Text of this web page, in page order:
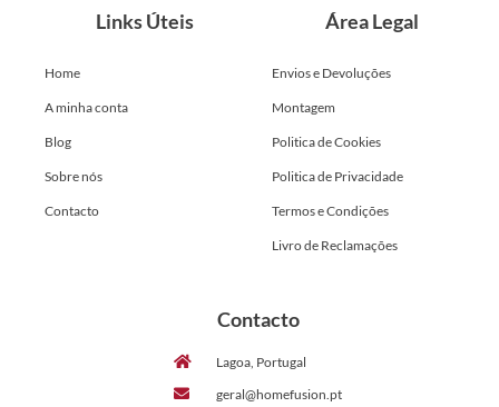
Links Úteis
Home
A minha conta
Blog
Sobre nós
Contacto
Área Legal
Envios e Devoluções
Montagem
Politica de Cookies
Politica de Privacidade
Termos e Condições
Livro de Reclamações
Contacto
Lagoa, Portugal
geral@homefusion.pt